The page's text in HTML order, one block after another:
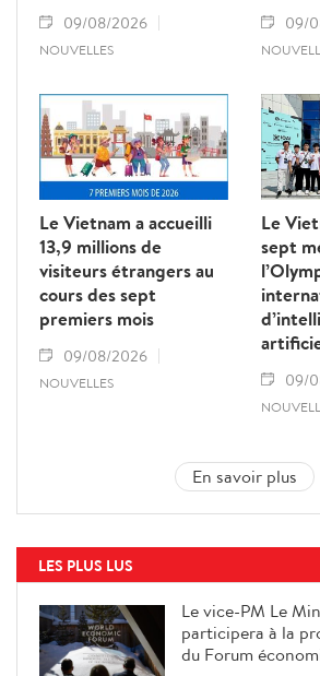
09/08/2026
NOUVELLES
09/
Le Vietnam a accueilli
13,9 millions de
visiteurs étrangers au
cours des sept
premiers mois
09/08/2026
NOUVELLES
Le
sept
09/
En savoir plus
LES PLUS LUS
Le vice-PM Le
participera à la
du Forum